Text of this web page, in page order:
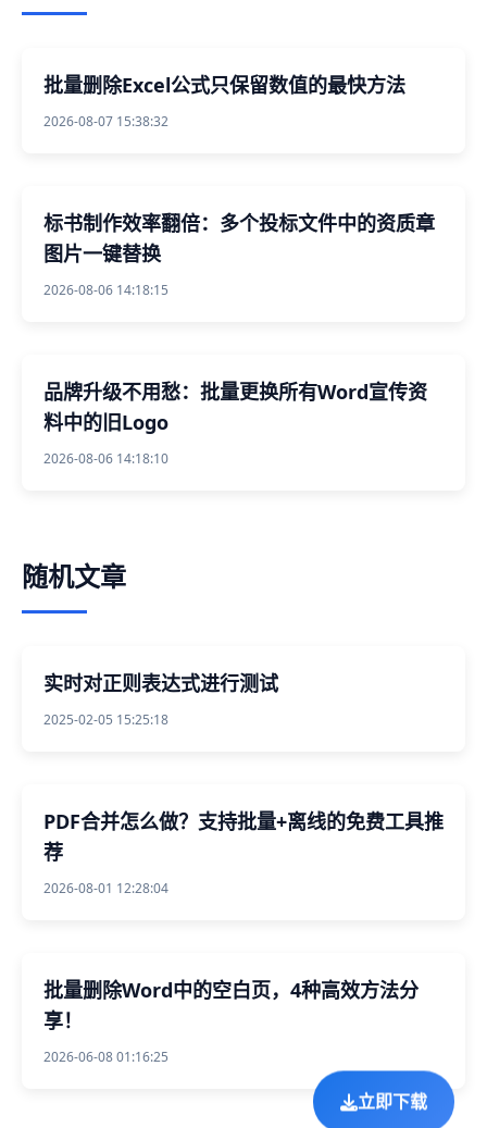
批量删除Excel公式只保留数值的最快方法
2026-08-07 15:38:32
标书制作效率翻倍：多个投标文件中的资质章
图片一键替换
2026-08-06 14:18:15
品牌升级不用愁：批量更换所有Word宣传资
料中的旧Logo
2026-08-06 14:18:10
随机文章
实时对正则表达式进行测试
2025-02-05 15:25:18
PDF合并怎么做？支持批量+离线的免费工具推
荐
2026-08-01 12:28:04
批量删除Word中的空白页，4种高效方法分
享！
2026-06-08 01:16:25
立即下载